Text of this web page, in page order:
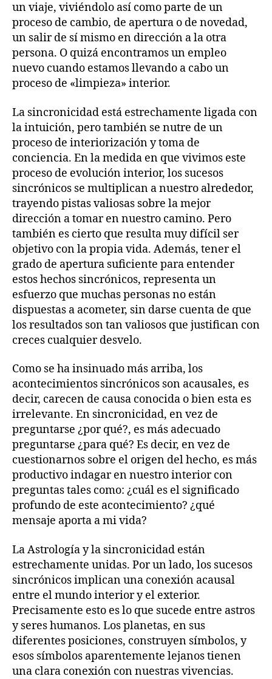
un viaje, viviéndolo así como parte de un
proceso de cambio, de apertura o de novedad,
un salir de sí mismo en dirección a la otra
persona. O quizá encontramos un empleo
nuevo cuando estamos llevando a cabo un
proceso de «limpieza» interior.
La sincronicidad está estrechamente ligada con
la intuición, pero también se nutre de un
proceso de interiorización y toma de
conciencia. En la medida en que vivimos este
proceso de evolución interior, los sucesos
sincrónicos se multiplican a nuestro alrededor,
trayendo pistas valiosas sobre la mejor
dirección a tomar en nuestro camino. Pero
también es cierto que resulta muy difícil ser
objetivo con la propia vida. Además, tener el
grado de apertura suficiente para entender
estos hechos sincrónicos, representa un
esfuerzo que muchas personas no están
dispuestas a acometer, sin darse cuenta de que
los resultados son tan valiosos que justifican con
creces cualquier desvelo.
Como se ha insinuado más arriba, los
acontecimientos sincrónicos son acausales, es
decir, carecen de causa conocida o bien esta es
irrelevante. En sincronicidad, en vez de
preguntarse ¿por qué?, es más adecuado
preguntarse ¿para qué? Es decir, en vez de
cuestionarnos sobre el origen del hecho, es más
productivo indagar en nuestro interior con
preguntas tales como: ¿cuál es el significado
profundo de este acontecimiento? ¿qué
mensaje aporta a mi vida?
La Astrología y la sincronicidad están
estrechamente unidas. Por un lado, los sucesos
sincrónicos implican una conexión acausal
entre el mundo interior y el exterior.
Precisamente esto es lo que sucede entre astros
y seres humanos. Los planetas, en sus
diferentes posiciones, construyen símbolos, y
esos símbolos aparentemente lejanos tienen
una clara conexión con nuestras vivencias.